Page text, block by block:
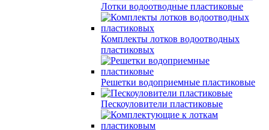
Лотки водоотводные пластиковые
Комплекты лотков водоотводных
пластиковых
Решетки водоприемные пластиковые
Пескоуловители пластиковые